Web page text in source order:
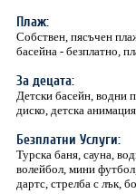
Плаж:
Собствен, пясъчен
басейна - безплатно,
За децата:
Детски басейн, водни
диско, детска
Безплатни Услуги:
Турска баня, сауна,
волейбол, мини
дартс, стрелба с лък,